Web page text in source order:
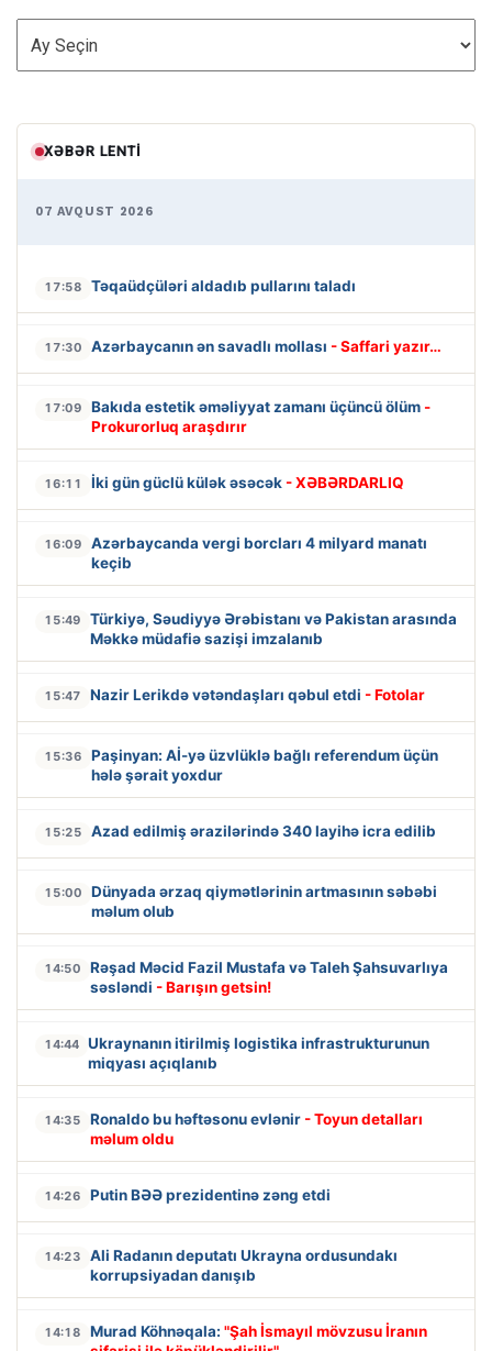
ARXİV
XƏBƏR LENTI
07 AVQUST 2026
17:58 Təqaüdçüləri aldadıb pullarını taladı
17:30 Azərbaycanın ən savadlı mollası - Saffari yazır…
17:09 Bakıda estetik əməliyyat zamanı üçüncü ölüm -
Prokurorluq araşdırır
16:11 İki gün güclü külək əsəcək - XƏBƏRDARLIQ
16:09
Azərbaycanda vergi borcları 4 milyard manatı
keçib
15:49
Türkiyə, Səudiyyə Ərəbistanı və Pakistan arasında
Məkkə müdafiə sazişi imzalanıb
15:47 Nazir Lerikdə vətəndaşları qəbul etdi - Fotolar
15:36
Paşinyan: Aİ-yə üzvlüklə bağlı referendum üçün
hələ şərait yoxdur
15:25 Azad edilmiş ərazilərində 340 layihə icra edilib
15:00
Dünyada ərzaq qiymətlərinin artmasının səbəbi
məlum olub
14:50
Rəşad Məcid Fazil Mustafa və Taleh Şahsuvarlıya
səsləndi - Barışın getsin!
14:44 Ukraynanın itirilmiş logistika infrastrukturunun
miqyası açıqlanıb
14:35 Ronaldo bu həftəsonu evlənir - Toyun detalları
məlum oldu
14:26 Putin BƏƏ prezidentinə zəng etdi
14:23
Ali Radanın deputatı Ukrayna ordusundakı
korrupsiyadan danışıb
14:18 Murad Köhnəqala: "Şah İsmayıl mövzusu İranın